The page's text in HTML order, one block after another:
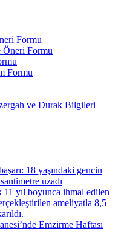
Formu
Öneri Formu
Formu
ve Durak Bilgileri
18 yaşındaki gencin
uzadı
11 yıl boyunca ihmal edilen
ameliyatla 8,5
Emzirme Haftası